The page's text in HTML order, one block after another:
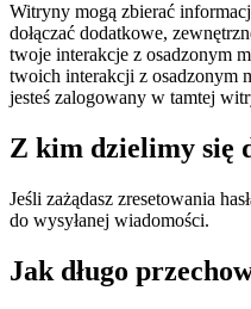
Witryny mogą zbierać
dołączać dodatkowe,
twoje interakcje z osadzonym
twoich interakcji z osadzonym
jesteś zalogowany w tamtej
Z kim dzielimy się
Jeśli zażądasz zresetowania
do wysyłanej wiadomości.
Jak długo